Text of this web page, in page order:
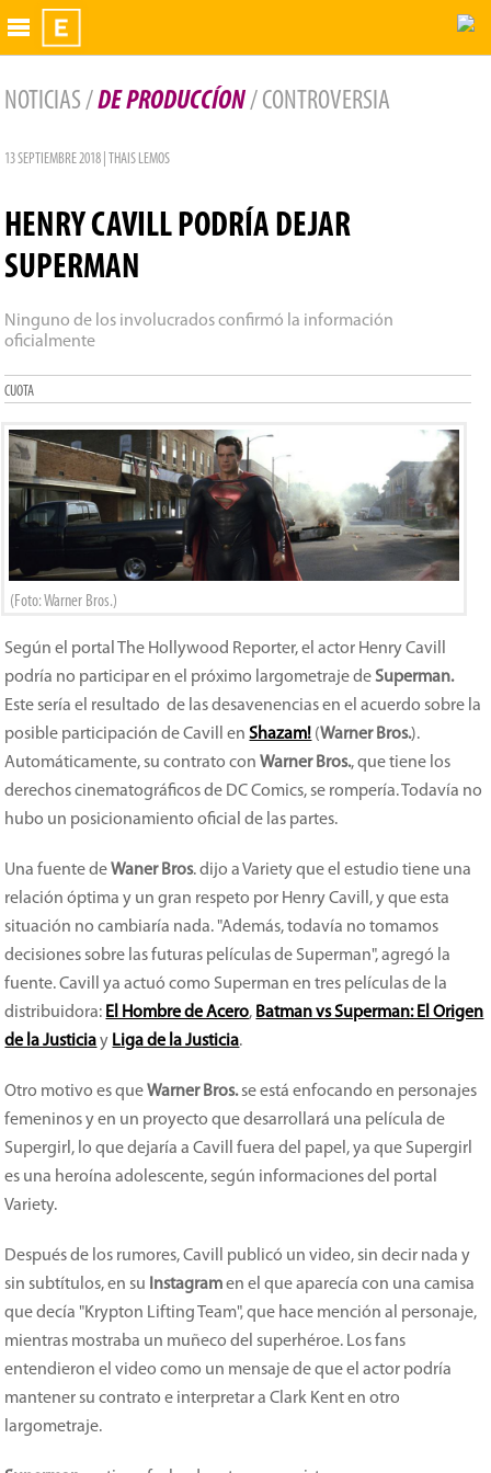
Exhibidor
NOTICIAS /DE PRODUCCÍON/ CONTROVERSIA
13 SEPTIEMBRE 2018 | THAIS LEMOS
HENRY CAVILL PODRÍA DEJAR
SUPERMAN
Ninguno de los involucrados confirmó la información
oficialmente
CUOTA
(Foto: Warner Bros.)
Según el portal The Hollywood Reporter, el actor Henry Cavill
podría no participar en el próximo largometraje deSuperman.
Este sería el resultado de las desavenencias en el acuerdo sobre la
posible participación de Cavill enShazam! (Warner Bros.).
Automáticamente, su contrato conWarner Bros., que tiene los
derechos cinematográficos de DC Comics, se rompería. Todavía no
hubo un posicionamiento oficial de las partes.
Una fuente deWaner Bros. dijo a Variety que el estudio tiene una
relación óptima y un gran respeto por Henry Cavill, y que esta
situación no cambiaría nada. "Además, todavía no tomamos
decisiones sobre las futuras películas de Superman", agregó la
fuente. Cavill ya actuó como Superman en tres películas de la
distribuidora: El Hombre de Acero, Batman vs Superman: El Origen
de la Justiciay Liga de la Justicia.
Otro motivo es queWarner Bros.se está enfocando en personajes
femeninos y en un proyecto que desarrollará una película de
Supergirl, lo que dejaría a Cavill fuera del papel, ya que Supergirl
es una heroína adolescente, según informaciones del portal
Variety.
Después de los rumores, Cavill publicó un video, sin decir nada y
sin subtítulos, en su Instagramen el que aparecía con una camisa
que decía "Krypton Lifting Team", que hace mención al personaje,
mientras mostraba un muñeco del superhéroe. Los fans
entendieron el video como un mensaje de que el actor podría
mantener su contrato e interpretar a Clark Kent en otro
largometraje.